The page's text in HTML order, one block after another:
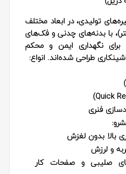
تولیدی، در ابعاد مختلف
۱۵۰ میلی‌متر)، با بدنه‌های چدنی و فک‌های
نگهداری ایمن و محکم
طراحی شده‌اند. انواع:
فنری
بالا بدون لغزش
و لرزش
صلیبی و صفحات کار